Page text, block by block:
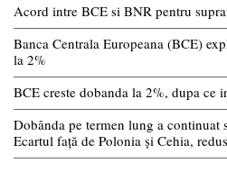
Acord intre BCE si BNR pentru
Banca Centrala Europeana (BCE)
la 2%
BCE creste dobanda la 2%, dupa ce
Dobânda pe termen lung a continuat
Ecartul față de Polonia și Cehia,